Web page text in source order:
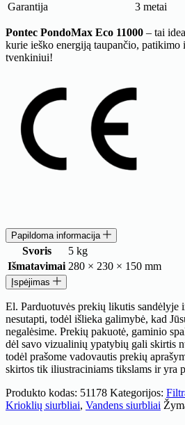
Garantija
3 metai
Pontec PondoMax Eco 11000 – tai
kurie ieško energiją taupančio, patikimo
tvenkiniui!
Papildoma informacija
Svoris
5 kg
Išmatavimai 280 × 230 × 150 mm
Įspėjimas
El. Parduotuvės prekių likutis sandėlyje
nesutapti, todėl išlieka galimybė, kad
negalėsime. Prekių pakuotė, gaminio
dėl savo vizualinių ypatybių gali skirtis
todėl prašome vadovautis prekių
skirtos tik iliustraciniams tikslams ir yra
Produkto kodas: 51178 Kategorijos:
Krioklių siurbliai, Vandens siurbliai